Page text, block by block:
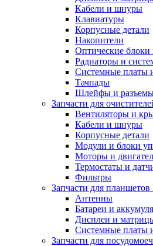
Кабели и шнуры
Клавиатуры
Корпусные детали
Накопители
Оптические
Радиаторы и
Системные платы
Тачпады
Шлейфы и
Запчасти для
Вентиляторы и
Кабели и шнуры
Корпусные детали
Модули и блоки
Моторы и
Термостаты и
Фильтры
Запчасти для планшетов
Антенны
Батареи и
Дисплеи и
Системные платы
Запчасти для